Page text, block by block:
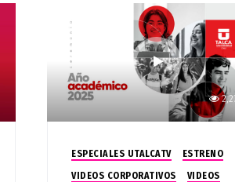
ESPECIALES UTALCATV
ESTRENO
VIDEOS CORPORATIVOS
VIDEOS